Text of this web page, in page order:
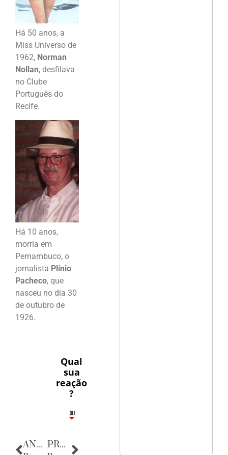
Há 50 anos, a
Miss Universo de
1962, Norman
Nollan, desfilava
no Clube
Português do
Recife.
Há 10 anos,
morria em
Pernambuco, o
jornalista Plínio
Pacheco, que
nasceu no dia 30
de outubro de
1926.
Qual
sua
reação
?
3
1
1
2
10
ANTERIOR PRÓXIMA